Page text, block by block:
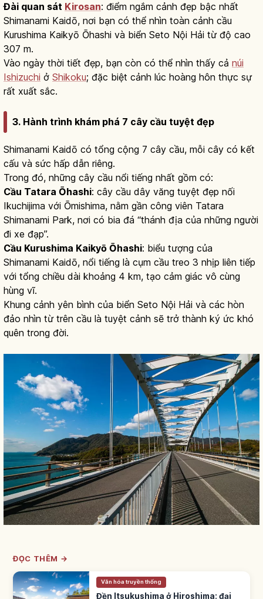
Đài quan sát Kirosan: điểm ngắm cảnh đẹp bậc nhất
Shimanami Kaidō, nơi bạn có thể nhìn toàn cảnh cầu
Kurushima Kaikyō Ōhashi và biển Seto Nội Hải từ độ cao
307 m.
Vào ngày thời tiết đẹp, bạn còn có thể nhìn thấy cả núi
Ishizuchi ở Shikoku; đặc biệt cảnh lúc hoàng hôn thực sự
rất xuất sắc.
3. Hành trình khám phá 7 cây cầu tuyệt đẹp
Shimanami Kaidō có tổng cộng 7 cây cầu, mỗi cây có kết
cấu và sức hấp dẫn riêng.
Trong đó, những cây cầu nổi tiếng nhất gồm có:
Cầu Tatara Ōhashi: cây cầu dây văng tuyệt đẹp nối
Ikuchijima với Ōmishima, nằm gần công viên Tatara
Shimanami Park, nơi có bia đá “thánh địa của những người
đi xe đạp”.
Cầu Kurushima Kaikyō Ōhashi: biểu tượng của
Shimanami Kaidō, nổi tiếng là cụm cầu treo 3 nhịp liên tiếp
với tổng chiều dài khoảng 4 km, tạo cảm giác vô cùng
hùng vĩ.
Khung cảnh yên bình của biển Seto Nội Hải và các hòn
đảo nhìn từ trên cầu là tuyệt cảnh sẽ trở thành ký ức khó
quên trong đời.
ĐỌC THÊM →
Văn hóa truyền thống
Đền Itsukushima ở Hiroshima: đại